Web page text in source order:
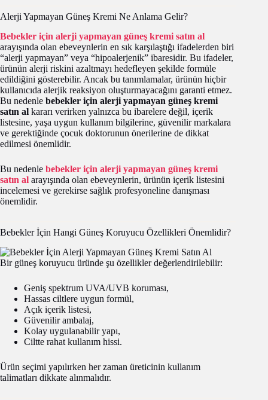
Alerji Yapmayan Güneş Kremi Ne Anlama Gelir?
Bebekler için alerji yapmayan güneş kremi satın al
arayışında olan ebeveynlerin en sık karşılaştığı ifadelerden biri
“alerji yapmayan” veya “hipoalerjenik” ibaresidir. Bu ifadeler,
ürünün alerji riskini azaltmayı hedefleyen şekilde formüle
edildiğini gösterebilir. Ancak bu tanımlamalar, ürünün hiçbir
kullanıcıda alerjik reaksiyon oluşturmayacağını garanti etmez.
Bu nedenle bebekler için alerji yapmayan güneş kremi
satın al kararı verirken yalnızca bu ibarelere değil, içerik
listesine, yaşa uygun kullanım bilgilerine, güvenilir markalara
ve gerektiğinde çocuk doktorunun önerilerine de dikkat
edilmesi önemlidir.
Bu nedenle bebekler için alerji yapmayan güneş kremi
satın al arayışında olan ebeveynlerin, ürünün içerik listesini
incelemesi ve gerekirse sağlık profesyoneline danışması
önemlidir.
Bebekler İçin Hangi Güneş Koruyucu Özellikleri Önemlidir?
Bir güneş koruyucu üründe şu özellikler değerlendirilebilir:
Geniş spektrum UVA/UVB koruması,
Hassas ciltlere uygun formül,
Açık içerik listesi,
Güvenilir ambalaj,
Kolay uygulanabilir yapı,
Ciltte rahat kullanım hissi.
Ürün seçimi yapılırken her zaman üreticinin kullanım
talimatları dikkate alınmalıdır.